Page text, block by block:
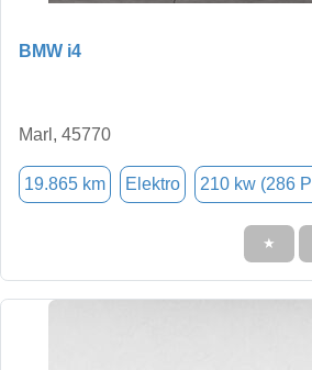
BMW i4
Marl, 45770
19.865 km Elektro 210 kw (286
★